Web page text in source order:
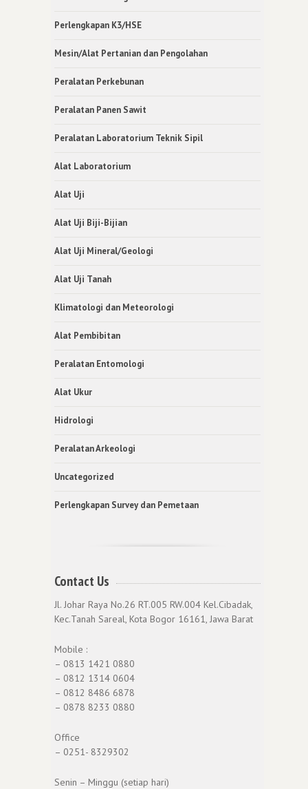
Perlengkapan K3/HSE
Mesin/Alat Pertanian dan Pengolahan
Peralatan Perkebunan
Peralatan Panen Sawit
Peralatan Laboratorium Teknik Sipil
Alat Laboratorium
Alat Uji
Alat Uji Biji-Bijian
Alat Uji Mineral/Geologi
Alat Uji Tanah
Klimatologi dan Meteorologi
Alat Pembibitan
Peralatan Entomologi
Alat Ukur
Hidrologi
Peralatan Arkeologi
Uncategorized
Perlengkapan Survey dan Pemetaan
Contact Us
Jl. Johar Raya No.26 RT.005 RW.004 Kel.Cibadak,
Kec.Tanah Sareal, Kota Bogor 16161, Jawa Barat
Mobile :
– 0813 1421 0880
– 0812 1314 0604
– 0812 8486 6878
– 0878 8233 0880
Office
– 0251- 8329302
Senin – Minggu (setiap hari)